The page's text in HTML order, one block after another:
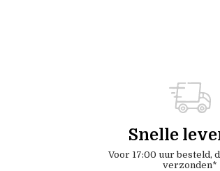
Snelle
Voor 17:00 uur besteld,
verzonden*